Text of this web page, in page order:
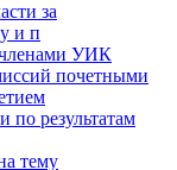
за
и п
УИК
почетными
по результатам
тему